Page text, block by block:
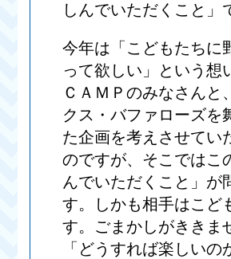
しんでいただくこと」
今年は「こどもたちに
って欲しい」という想
ＣＡＭＰのみなさんと
クス・バファローズを
た企画を考えさせてい
のですが、そこではこ
んでいただくこと」が
す。しかも相手はこど
す。ごまかしがききま
「どうすれば楽しいの